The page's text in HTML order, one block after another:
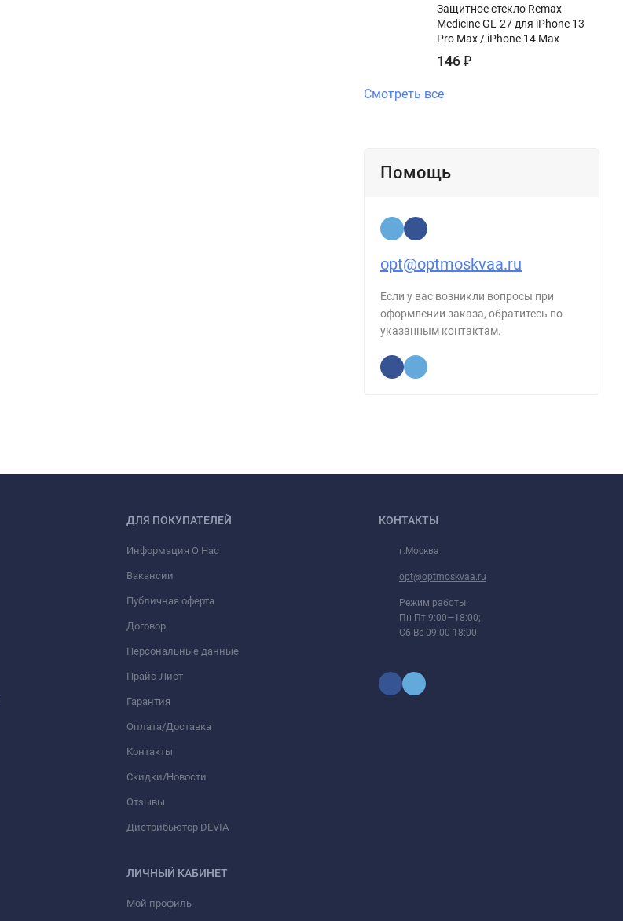
Защитное стекло Remax
Medicine GL-27 для iPhone 13
Pro Max / iPhone 14 Max
146₽
Смотреть все
Помощь
opt@optmoskvaa.ru
Если у вас возникли вопросы при
оформлении заказа, обратитесь по
указанным контактам.
ДЛЯ ПОКУПАТЕЛЕЙ
Информация О Нас
Вакансии
Публичная оферта
Договор
Персональные данные
Прайс-Лист
Гарантия
Оплата/Доставка
Контакты
Скидки/Новости
Отзывы
Дистрибьютор DEVIA
ЛИЧНЫЙ КАБИНЕТ
Мой профиль
КОНТАКТЫ
г.Москва
opt@optmoskvaa.ru
Режим работы:
Пн-Пт 9:00—18:00;
Сб-Вс 09:00-18:00